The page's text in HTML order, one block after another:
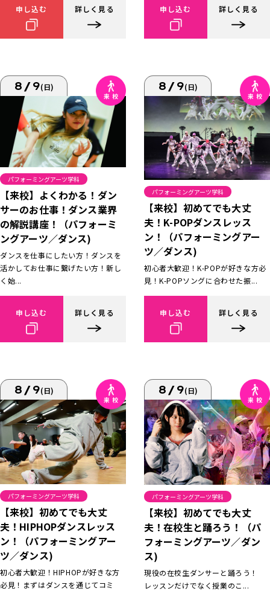
申し込む 詳しく見る 申し込む 詳しく見る
8/9(日)
パフォーミングアーツ学科
【来校】よくわかる！ダン
サーのお仕事！ダンス業界
の解説講座！（パフォーミ
ングアーツ／ダンス)
ダンスを仕事にしたい方！ダンスを
活かしてお仕事に繋げたい方！新し
く始...
申し込む 詳しく見る
8/9(日)
パフォーミングアーツ学科
【来校】初めてでも大丈
夫！K-POPダンスレッス
ン！（パフォーミングアー
ツ／ダンス)
初心者大歓迎！K-POPが好きな方必
見！K-POPソングに合わせた振...
申し込む 詳しく見る
8/9(日)
パフォーミングアーツ学科
【来校】初めてでも大丈
夫！HIPHOPダンスレッス
ン！（パフォーミングアー
ツ／ダンス)
初心者大歓迎！HIPHOPが好きな方
必見！まずはダンスを通じてコミ
8/9(日)
パフォーミングアーツ学科
【来校】初めてでも大丈
夫！在校生と踊ろう！（パ
フォーミングアーツ／ダン
ス)
現役の在校生ダンサーと踊ろう！
レッスンだけでなく授業のこ...